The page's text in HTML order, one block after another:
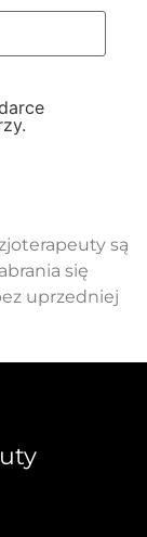
są
się
uprzedniej